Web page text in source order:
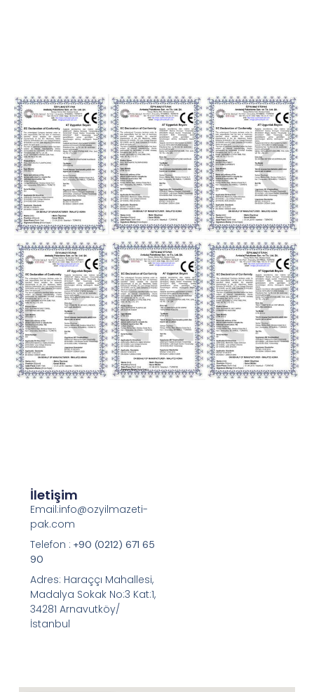
İletişim
Email:info@ozyilmazeti-
pak.com
Telefon : +90 (0212) 671 65
90
Adres: Haraççı Mahallesi,
Madalya Sokak No:3 Kat:1,
34281 Arnavutköy/
İstanbul